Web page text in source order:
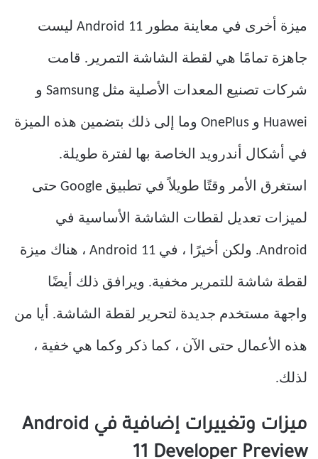
ميزة أخرى في معاينة مطور Android 11 ليست
جاهزة تمامًا هي لقطة الشاشة التمرير. قامت
شركات تصنيع المعدات الأصلية مثل Samsung و
Huawei و OnePlus وما إلى ذلك بتضمين هذه الميزة
في أشكال أندرويد الخاصة بها لفترة طويلة.
استغرق الأمر وقتًا طويلاً في تطبيق Google حتى
لميزات تعديل لقطات الشاشة الأساسية في
Android. ولكن أخيرًا ، في Android 11 ، هناك ميزة
لقطة شاشة للتمرير مخفية. ويرافق ذلك أيضًا
واجهة مستخدم جديدة لتحرير لقطة الشاشة. أيا من
هذه الأعمال حتى الآن ، كما ذكر وكما هي خفية ،
لذلك.
ميزات وتغييرات إضافية في Android
11 Developer Preview